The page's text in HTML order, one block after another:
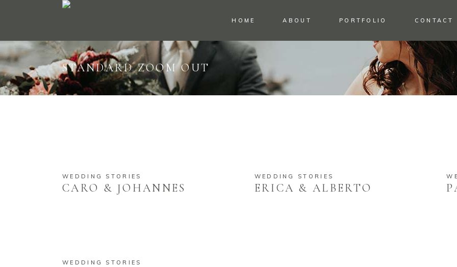
HOME ABOUT PORTFOLIO CONTACT
STANDARD ZOOM OUT
WEDDING STORIES
CARO & JOHANNES
WEDDING STORIES
ERICA & ALBERTO
WEDDING STORIES